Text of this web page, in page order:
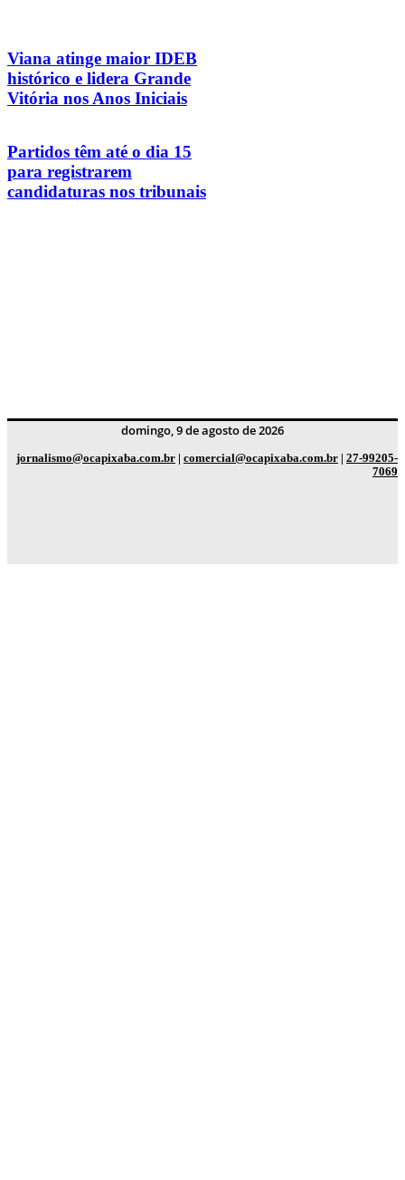
Viana atinge maior IDEB
histórico e lidera Grande
Vitória nos Anos Iniciais
Partidos têm até o dia 15
para registrarem
candidaturas nos tribunais
domingo, 9 de agosto de 2026
jornalismo@ocapixaba.com.br | comercial@ocapixaba.com.br | 27-99205-
7069